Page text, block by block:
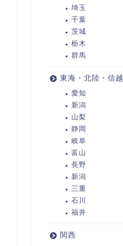
埼玉
千葉
茨城
栃木
群馬
東海・北陸・信越
愛知
新潟
山梨
静岡
岐阜
富山
長野
新潟
三重
石川
福井
関西